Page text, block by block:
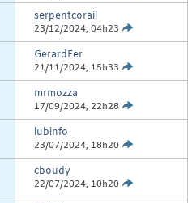
serpentcorail
23/12/2024, 04h23
GerardFer
21/11/2024, 15h33
mrmozza
17/09/2024, 22h28
lubinfo
23/07/2024, 18h20
cboudy
22/07/2024, 10h20